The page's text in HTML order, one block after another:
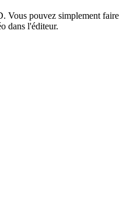
Vous pouvez simplement faire
dans l'éditeur.